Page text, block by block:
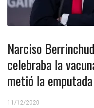
Narciso
celebraba la
metió la
11/12/2020